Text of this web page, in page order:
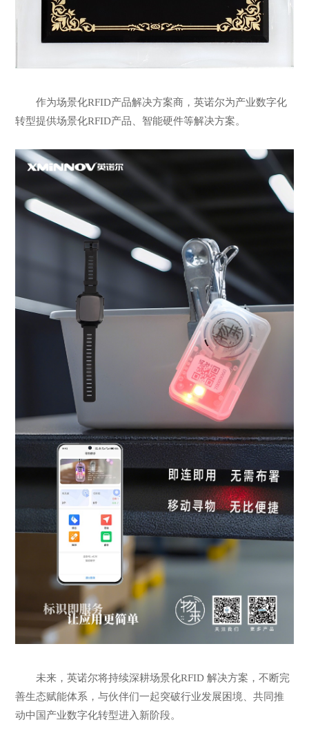
作为场景化RFID产品解决方案商，英诺尔为产业数字化
转型提供场景化RFID产品、智能硬件等解决方案。
未来，英诺尔将持续深耕场景化RFID 解决方案，不断完
善生态赋能体系，与伙伴们一起突破行业发展困境、共同推
动中国产业数字化转型进入新阶段。